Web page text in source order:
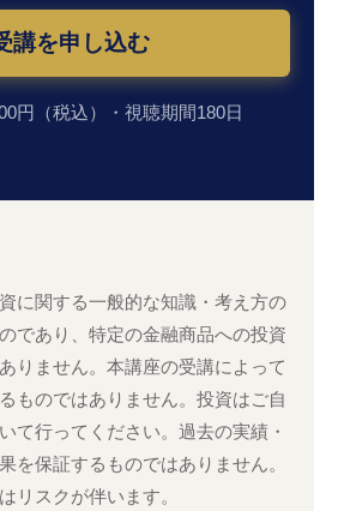
講を申し込む
円（税込）・視聴期間180日
に関する一般的な知識・考え方の
であり、特定の金融商品への投資
りません。本講座の受講によって
ものではありません。投資はご自
て行ってください。過去の実績・
を保証するものではありません。
リスクが伴います。